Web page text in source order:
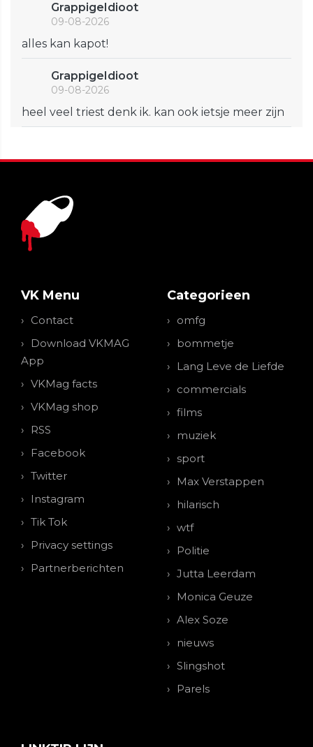
GrappigeIdioot
09-08-2026
alles kan kapot!
GrappigeIdioot
09-08-2026
heel veel triest denk ik. kan ook ietsje meer zijn
VK Menu
Contact
Download VKMAG
App
VKMag facts
VKMag shop
RSS
Facebook
Twitter
Instagram
Tik Tok
Privacy settings
Partnerberichten
Categorieen
omfg
bommetje
Lang Leve de Liefde
commercials
films
muziek
sport
Max Verstappen
hilarisch
wtf
Politie
Jutta Leerdam
Monica Geuze
Alex Soze
nieuws
Slingshot
Parels